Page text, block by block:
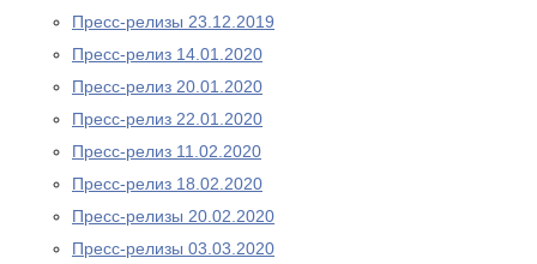
Пресс-релизы 23.12.2019
Пресс-релиз 14.01.2020
Пресс-релиз 20.01.2020
Пресс-релиз 22.01.2020
Пресс-релиз 11.02.2020
Пресс-релиз 18.02.2020
Пресс-релизы 20.02.2020
Пресс-релизы 03.03.2020